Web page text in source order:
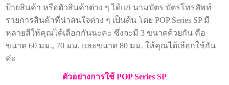
ป้ายสินค้า หรือตัวสินค้าต่าง ๆ ได้แก่ นามบัตร บัตรโทรศัพท์
รายการสินค้าที่น่าสนใจต่าง ๆ เป็นต้น โดย POP Series SP มี
หลายสีให้คุณได้เลือกกันนะคะ ซึ่งจะมี 3 ขนาดด้วยกัน คือ
ขนาด 60 มม., 70 มม. และขนาด 80 มม. ให้คุณได้เลือกใช้กัน
ค่ะ
ตัวอย่างการใช้ POP Series SP